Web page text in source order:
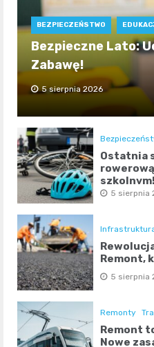
BEZPIECZEŃSTWO
Bezpieczne Lato:
Zabawę!
5 sierpnia 2026
Ostatnia
szkolnym!
5 sierpnia
Remont,
5 sierpnia
Remonty
Remont
Nowe